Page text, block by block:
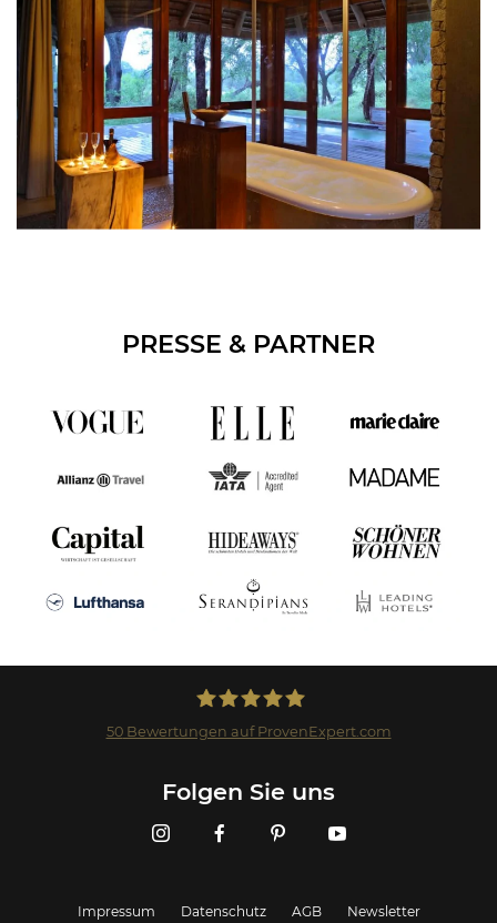
PRESSE & PARTNER
50Bewertungen auf ProvenExpert.com
Folgen Sie uns
Impressum Datenschutz AGB Newsletter